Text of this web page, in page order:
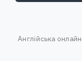
Англійська онлайн